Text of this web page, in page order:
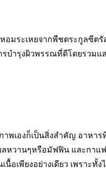
มระเหยจากพืชตระกูลซีตรั
ำรุงผิวพรรณที่ดีโดยรวมแ
พเองก็เป็นสิ่งสำคัญ อาหา
หวานๆหรือมัฟฟิน และกาแ
อเพียงอย่างเดียว เพราะทั้ง